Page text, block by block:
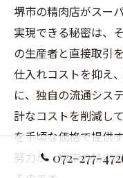
堺市の精肉店がスー
実現できる秘密は、
の生産者と直接取引
仕入れコストを抑え
に、独自の流通シス
計なコストを削減し
を手頃な価格で提供
努力が、堺市の精肉
072-277-